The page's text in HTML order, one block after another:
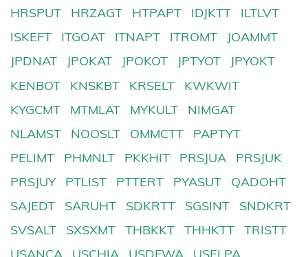
HRSPUT HRZAGT HTPAPT IDJKTT
ILTLVT
ISKEFT
ITGOAT ITNAPT ITROMT
JOAMMT
JPDNAT
JPOKAT JPOKOT JPTYOT
JPYOKT
KENBOT
KNSKBT KRSELT
KWKWIT
KYGCMT
MTMLAT MYKULT
NIMGAT
NLAMST
NOOSLT OMMCTT
PAPTYT
PELIMT
PHMNLT PKKHIT PRSJUA
PRSJUK
PRSJUY
PTLIST PTTERT PYASUT
QADOHT
SAJEDT
SARUHT SDKRTT SGSINT
SNDKRT
SVSALT
SXSXMT THBKKT THHKTT
TRISTT